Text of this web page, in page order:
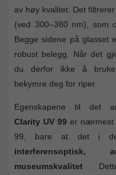
av høy kvalitet. Det filtrerer
(ved 300–380 nm), som
Begge sidene på glasset
robust belegg. Når det
du derfor ikke å bruke
bekymre deg for riper.
Egenskapene til det
Clarity UV 99 er nærmest
99, bare at det i
interferensoptisk,
museumskvalitet .